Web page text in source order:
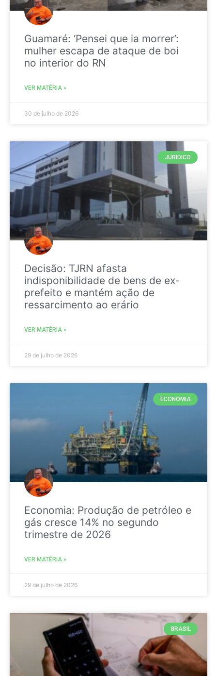
Guamaré: ‘Pensei que ia morrer’:
mulher escapa de ataque de boi
no interior do RN
VER MATÉRIA »
30 de julho de 2026
JURIDICO
Decisão: TJRN afasta
indisponibilidade de bens de ex-
prefeito e mantém ação de
ressarcimento ao erário
VER MATÉRIA »
29 de julho de 2026
ECONOMIA
Economia: Produção de petróleo e
gás cresce 14% no segundo
trimestre de 2026
VER MATÉRIA »
29 de julho de 2026
BRASIL